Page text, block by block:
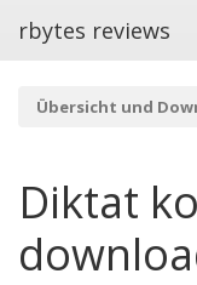
rbytes reviews
Übersicht und
Diktat